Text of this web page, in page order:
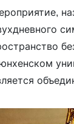
ней угрозе